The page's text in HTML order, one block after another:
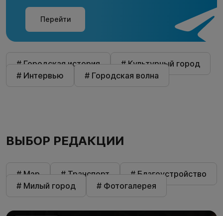
Перейти
# Городская история
# Культурный город
# Интервью
# Городская волна
ВЫБОР РЕДАКЦИИ
# Мэр # Транспорт
# Благоустройство
# Милый город
# Фотогалерея